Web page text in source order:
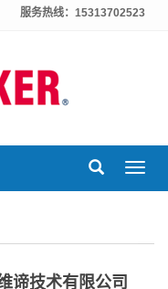
服务热线：15313702523
谛技术有限公司